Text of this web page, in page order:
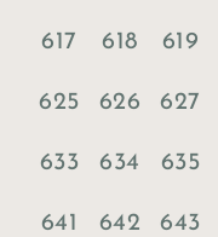
617 618 619
625 626 627
633 634 635
641 642 643